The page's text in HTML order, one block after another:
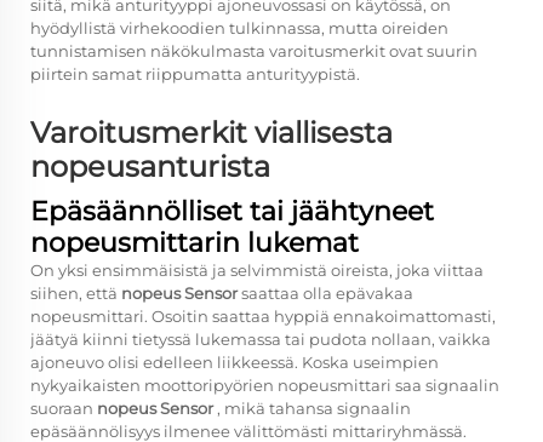
siitä, mikä anturityyppi ajoneuvossasi on käytössä, on
hyödyllistä virhekoodien tulkinnassa, mutta oireiden
tunnistamisen näkökulmasta varoitusmerkit ovat suurin
piirtein samat riippumatta anturityypistä.
Varoitusmerkit viallisesta
nopeusanturista
Epäsäännölliset tai jäähtyneet
nopeusmittarin lukemat
On yksi ensimmäisistä ja selvimmistä oireista, joka viittaa
siihen, että nopeus Sensorsaattaa olla epävakaa
nopeusmittari. Osoitin saattaa hyppiä ennakoimattomasti,
jäätyä kiinni tietyssä lukemassa tai pudota nollaan, vaikka
ajoneuvo olisi edelleen liikkeessä. Koska useimpien
nykyaikaisten moottoripyörien nopeusmittari saa signaalin
suoraan nopeus Sensor, mikä tahansa signaalin
epäsäännölisyys ilmenee välittömästi mittariryhmässä.